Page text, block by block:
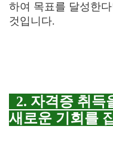
하여 목표를 달성한
것입니다.
2. 자격증 취득
새로운 기회를